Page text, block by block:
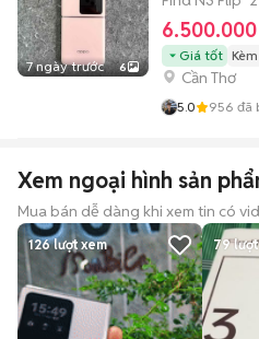
7 ngày trước 6
Giá tốt
Cần Thơ
5.0 956 đã
Xem ngoại hình sản
Mua bán dễ dàng khi xem tin có
126lượt xem 79lượt